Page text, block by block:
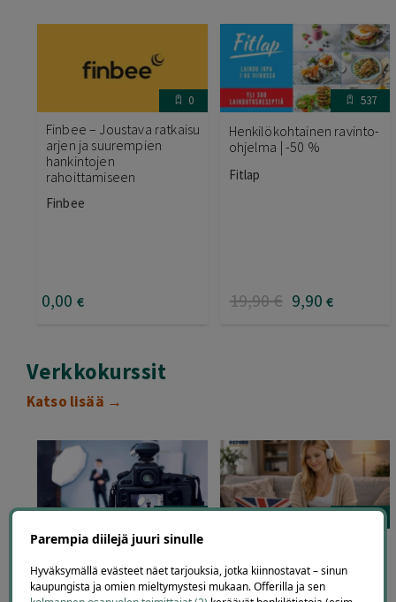
0
Finbee – Joustava ratkaisu
arjen ja suurempien
hankintojen
rahoittamiseen
Finbee
0,00 €
537
Henkilökohtainen ravinto-
ohjelma | -50 %
Fitlap
19,90€ 9,90 €
Verkkokurssit
Katso lisää →
Valokuvaus- tai
aloittelijoille | -92 %
verkossa + kielisertifikaatti
Parempia diilejä juuri sinulle
Hyväksymällä evästeet näet tarjouksia, jotka kiinnostavat – sinun
kaupungista ja omien mieltymystesi mukaan. Offerilla ja sen